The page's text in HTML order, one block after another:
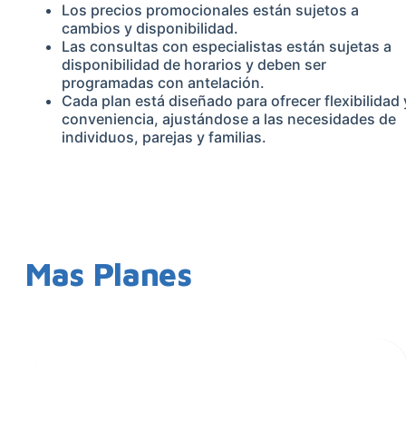
Los precios promocionales están sujetos a
cambios y disponibilidad.
Las consultas con especialistas están sujetas a
disponibilidad de horarios y deben ser
programadas con antelación.
Cada plan está diseñado para ofrecer flexibilidad
conveniencia, ajustándose a las necesidades de
individuos, parejas y familias.
Mas Planes